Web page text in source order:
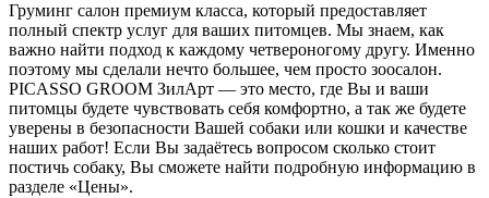
Груминг салон премиум класса, который предоставляет
полный спектр услуг для ваших питомцев. Мы знаем, как
важно найти подход к каждому четвероногому другу. Именно
поэтому мы сделали нечто большее, чем просто зоосалон.
PICASSO GROOM ЗилАрт — это место, где Вы и ваши
питомцы будете чувствовать себя комфортно, а так же будете
уверены в безопасности Вашей собаки или кошки и качестве
наших работ! Если Вы задаётесь вопросом сколько стоит
постичь собаку, Вы сможете найти подробную информацию в
разделе «Цены».